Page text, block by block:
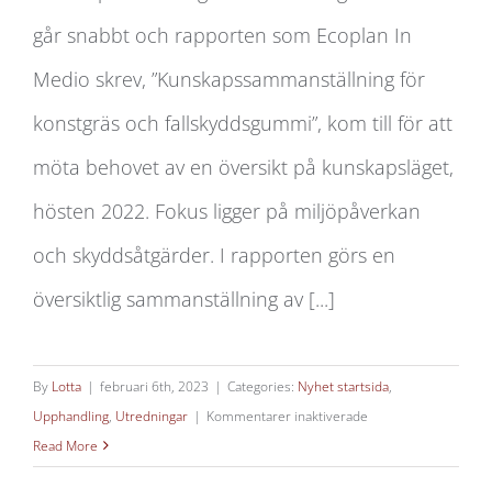
från konstgräs
går snabbt och rapporten som Ecoplan In
Medio skrev, ”Kunskapssammanställning för
konstgräs och fallskyddsgummi”, kom till för att
möta behovet av en översikt på kunskapsläget,
hösten 2022. Fokus ligger på miljöpåverkan
och skyddsåtgärder. I rapporten görs en
översiktlig sammanställning av [...]
By Lotta | februari 6th, 2023 | Categories: Nyhet startsida,
Upphandling, Utredningar | Kommentarer inaktiverade
Read More